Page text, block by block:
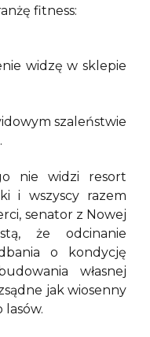
fitness:
widzę w sklepie
szaleństwie
nie widzi resort
i wszyscy razem
senator z Nowej
że odcinanie
o kondycję
własnej
jak wiosenny
lasów.